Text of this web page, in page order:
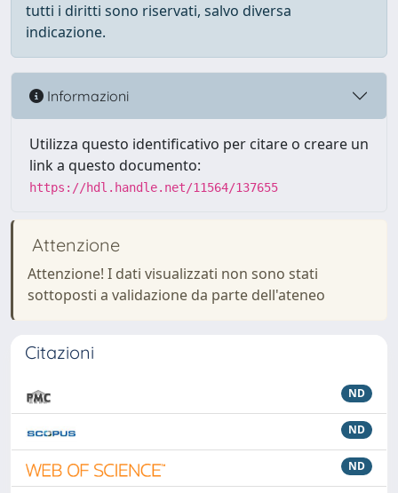
tutti i diritti sono riservati, salvo diversa
indicazione.
Informazioni
Utilizza questo identificativo per citare o creare un
link a questo documento:
https://hdl.handle.net/11564/137655
Attenzione
Attenzione! I dati visualizzati non sono stati
sottoposti a validazione da parte dell'ateneo
Citazioni
ND
ND
ND